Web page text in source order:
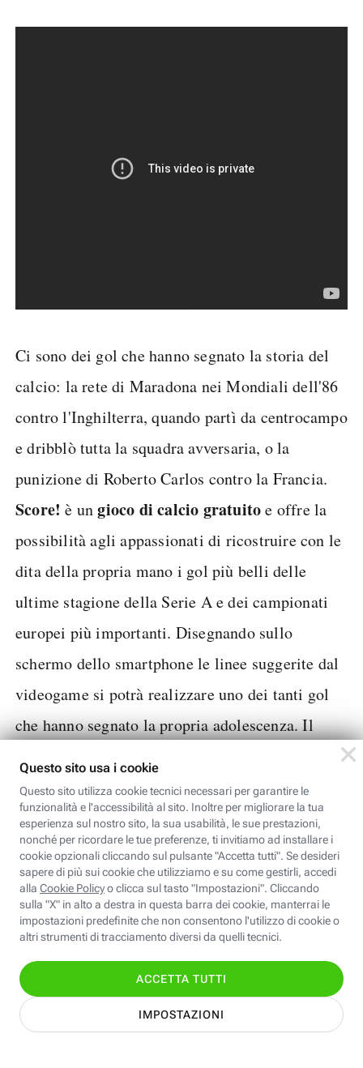
Ci sono dei gol che hanno segnato la storia del
calcio: la rete di Maradona nei Mondiali dell'86
contro l'Inghilterra, quando partì da centrocampo
e dribblò tutta la squadra avversaria, o la
punizione di Roberto Carlos contro la Francia.
Score! è ungioco di calcio gratuitoe offre la
possibilità agli appassionati di ricostruire con le
dita della propria mano i gol più belli delle
ultime stagione della Serie A e dei campionati
europei più importanti. Disegnando sullo
schermo dello smartphone le linee suggerite dal
videogame si potrà realizzare uno dei tanti gol
che hanno segnato la propria adolescenza. Il
StoreeApp Store.
A cura di Cultur-e
#CuriositaTech
#SmartphoneGadgetWearable
Addestramento IA non consentito: É assolutamente vietato
l’utilizzo del contenuto di questa pubblicazione, in qualsiasi